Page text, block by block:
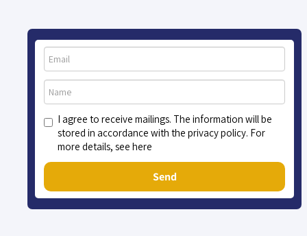
I agree to receive mailings. The information will be
stored in accordance with the privacy policy. For
more details, see here
Send